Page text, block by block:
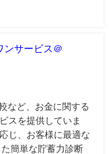
ンサービス＠
など、お金に関する
スを提供していま
じ、お客様に最適な
簡単な貯蓄力診断